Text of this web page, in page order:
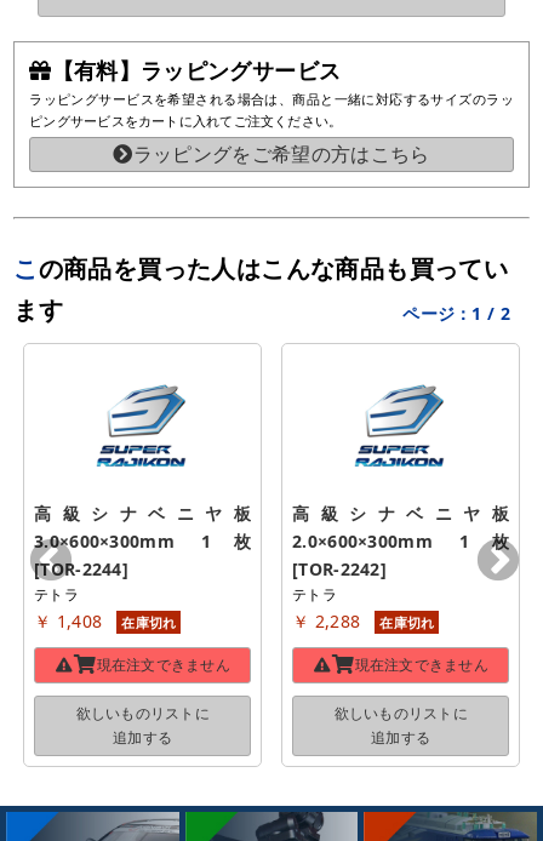
【有料】ラッピングサービス
ラッピングサービスを希望される場合は、商品と一緒に対応するサイズのラッ
ピングサービスをカートに入れてご注文ください。
ラッピングをご希望の方はこちら
この商品を買った人はこんな商品も買ってい
ます
ページ： 1 / 2
高級シナベニヤ板
3.0×600×300mm 1枚
[TOR-2244]
テトラ
￥ 1,408 在庫切れ
現在注文できません
欲しいものリストに
追加する
高級シナベニヤ板
2.0×600×300mm 1枚
[TOR-2242]
テトラ
￥ 2,288 在庫切れ
現在注文できません
欲しいものリストに
追加する